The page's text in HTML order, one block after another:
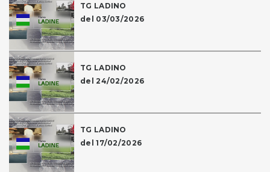
TG LADINO
del 03/03/2026
TG LADINO
del 24/02/2026
TG LADINO
del 17/02/2026